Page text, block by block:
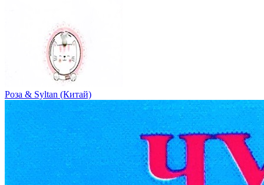
Роза & Syltan (Китай)